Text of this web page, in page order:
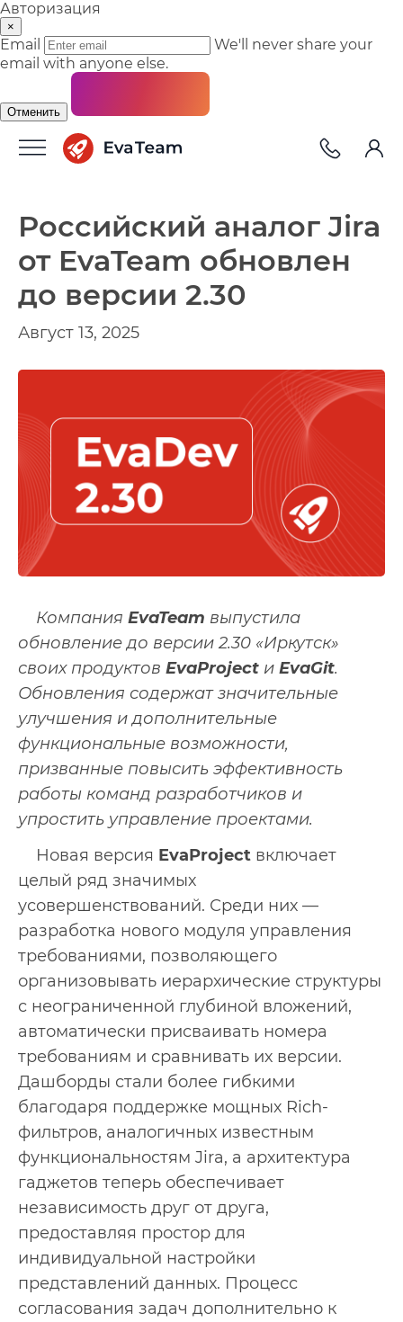
Авторизация
×
Email
We'll never share your
email with anyone else.
Отменить
Российский аналог Jira
от EvaTeam обновлен
до версии 2.30
Август 13, 2025
Компания EvaTeam выпустила
обновление до версии 2.30 «Иркутск»
своих продуктов EvaProject и EvaGit.
Обновления содержат значительные
улучшения и дополнительные
функциональные возможности,
призванные повысить эффективность
работы команд разработчиков и
упростить управление проектами.
Новая версия EvaProject включает
целый ряд значимых
усовершенствований. Среди них —
разработка нового модуля управления
требованиями, позволяющего
организовывать иерархические структуры
с неограниченной глубиной вложений,
автоматически присваивать номера
требованиям и сравнивать их версии.
Дашборды стали более гибкими
благодаря поддержке мощных Rich-
фильтров, аналогичных известным
функциональностям Jira, а архитектура
гаджетов теперь обеспечивает
независимость друг от друга,
предоставляя простор для
индивидуальной настройки
представлений данных. Процесс
согласования задач дополнительно к